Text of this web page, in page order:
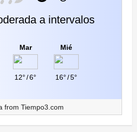
a intervalos
Mar
12°/6°
Mié
16°/5°
from Tiempo3.com